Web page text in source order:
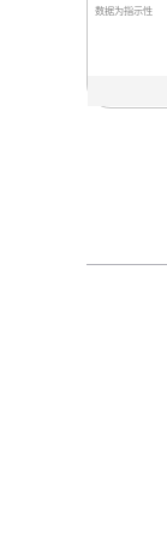
数据为指示性